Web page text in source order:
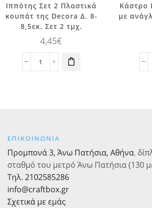
Ιππότης Σετ 2 Πλαστικά
κουπάτ της Decora Δ. 8-
8,5εκ. Σετ 2 τμχ.
4,45€
Ιππότης
Δ.
8-
8,5εκ.
Σετ
2
τμχ.
ποσότητα
Κάστρο
με
ΕΠΙΚΟΙΝΩΝΙΑ
Προμπονά 3, Άνω Πατήσια, Αθήνα,
σταθμό του μετρό Άνω Πατήσια (130
Τηλ. 2102585286
info@craftbox.gr
Σχετικά με εμάς